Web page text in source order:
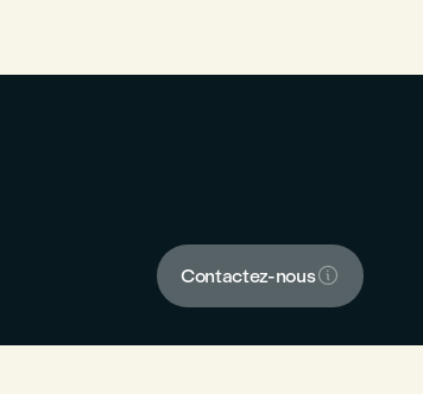
Contactez-nous